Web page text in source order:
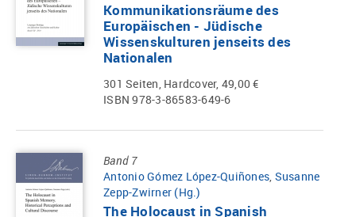
Kommunikationsräume des
Europäischen - Jüdische
Wissenskulturen jenseits des
Nationalen
301 Seiten, Hardcover, 49,00 €
ISBN 978-3-86583-649-6
Band 7
Antonio Gómez López-Quiñones Susanne
Zepp-Zwirner (Hg.)
The Holocaust in Spanish